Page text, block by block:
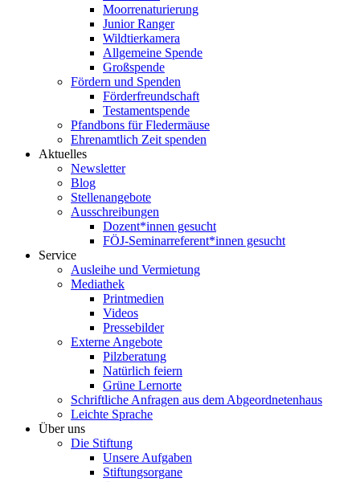
Moorrenaturierung
Junior Ranger
Wildtierkamera
Allgemeine Spende
Großspende
Fördern und Spenden
Förderfreundschaft
Testamentspende
Pfandbons für Fledermäuse
Ehrenamtlich Zeit spenden
Aktuelles
Newsletter
Blog
Stellenangebote
Ausschreibungen
Dozent*innen gesucht
FÖJ-Seminarreferent*innen gesucht
Service
Ausleihe und Vermietung
Mediathek
Printmedien
Videos
Pressebilder
Externe Angebote
Pilzberatung
Natürlich feiern
Grüne Lernorte
Schriftliche Anfragen aus dem Abgeordnetenhaus
Leichte Sprache
Über uns
Die Stiftung
Unsere Aufgaben
Stiftungsorgane